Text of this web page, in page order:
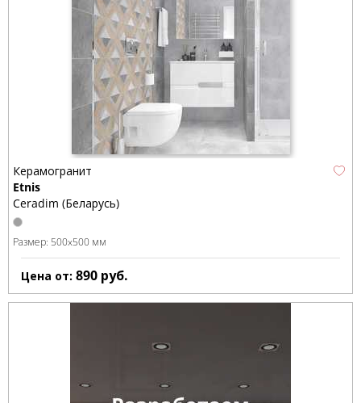
Керамогранит
Etnis
Ceradim (Беларусь)
Размер: 500x500 мм
Цена от: 890 руб.